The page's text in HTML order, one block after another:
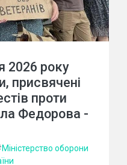
2026 року
присвячені
проти
Федорова -
Міністерство оборони